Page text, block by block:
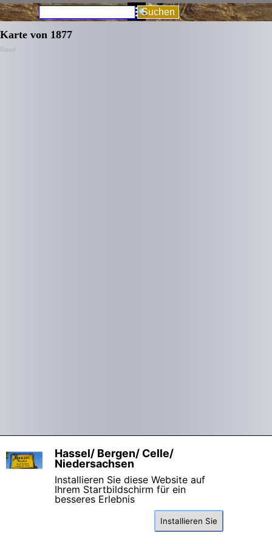
Direkt zum SeiteninhaltMenü überspringen
Suchen
Karte von 1877
Hassel
Hassel/ Bergen/ Celle/
Niedersachsen
Installieren Sie diese Website auf
Ihrem Startbildschirm für ein
besseres Erlebnis
Installieren Sie
X